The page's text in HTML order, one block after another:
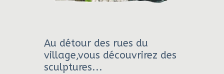
Au détour des rues du
village,vous découvrirez des
sculptures...